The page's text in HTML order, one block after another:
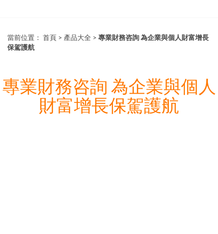
當前位置： 首頁 > 產品大全 > 專業財務咨詢 為企業與個人財富增長
保駕護航
專業財務咨詢 為企業與個人
財富增長保駕護航